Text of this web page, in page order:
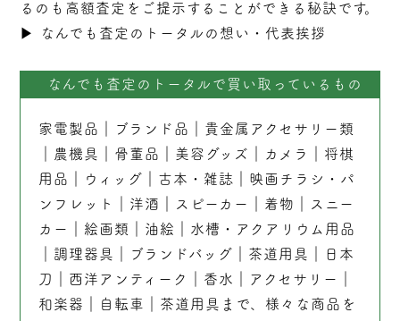
るのも高額査定をご提示することができる秘訣です。
▶︎
なんでも査定のトータルの想い・代表挨拶
なんでも査定のトータルで買い取っているもの
家電製品 ブランド品
貴金属アクセサリー類
農機具 骨董品 美容グッズ カメラ
将棋
用品
ウィッグ 古本 ・ 雑誌
映画チラシ・パ
ンフレット
洋酒 スピーカー 着物
スニー
カー
絵画類 油絵
水槽・アクアリウム用品
調理器具 ブランドバッグ ｜茶道用具｜
日本
刀
西洋アンティーク 香水 アクセサリー
和楽器
自転車 茶道用具 まで、様々な商品を